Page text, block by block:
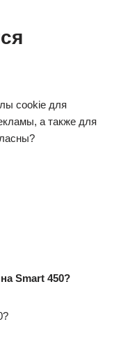
cookie для
а также для
Smart 450?